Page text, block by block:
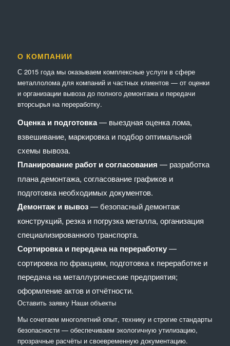
О КОМПАНИИ
С 2015 года мы оказываем комплексные услуги в сфере
металлолома для компаний и частных клиентов — от оценки
и организации вывоза до полного демонтажа и передачи
вторсырья на переработку.
Оценка и подготовка— выездная оценка лома,
взвешивание, маркировка и подбор оптимальной
схемы вывоза.
Планирование работ и согласования — разработка
плана демонтажа, согласование графиков и
подготовка необходимых документов.
Демонтаж и вывоз— безопасный демонтаж
конструкций, резка и погрузка металла, организация
специализированного транспорта.
Сортировка и передача на переработку—
сортировка по фракциям, подготовка к переработке и
передача на металлургические предприятия;
оформление актов и отчётности.
Оставить заявку Наши объекты
Мы сочетaем многолетний опыт, технику и строгие стандарты
безопасности — обеспечиваем экологичную утилизацию,
прозрачные расчёты и своевременную документацию.